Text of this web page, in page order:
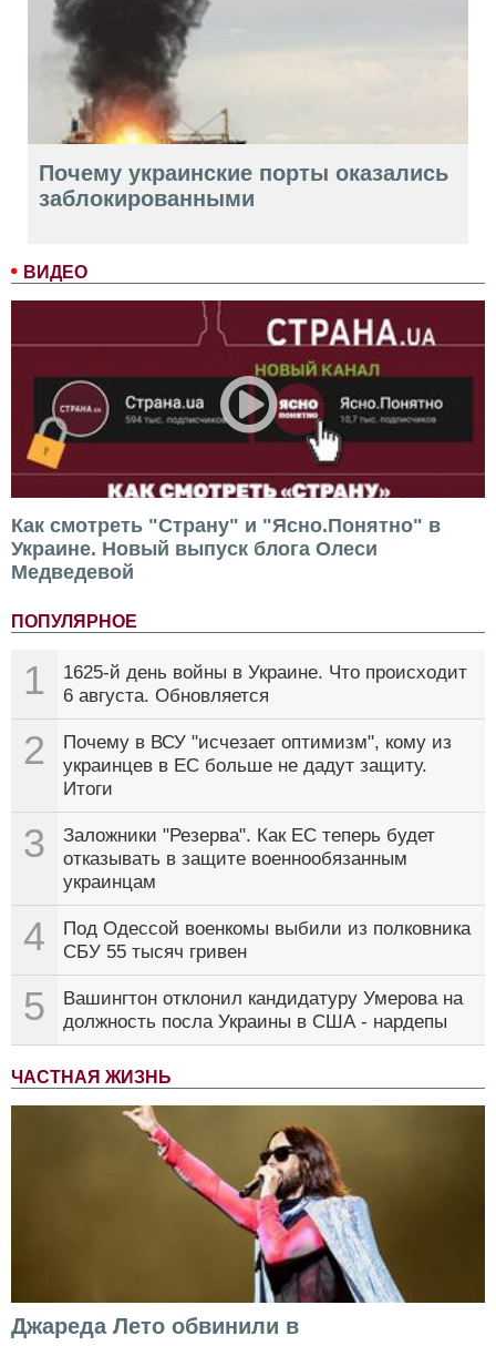
ВИДЕО
Как смотреть "Страну" и "Ясно.Понятно" в
Украине. Новый выпуск блога Олеси
Медведевой
ПОПУЛЯРНОЕ
1
1625-й день войны в Украине. Что происходит
6 августа. Обновляется
2
Почему в ВСУ "исчезает оптимизм", кому из
украинцев в ЕС больше не дадут защиту.
Итоги
3
Заложники "Резерва". Как ЕС теперь будет
отказывать в защите военнообязанным
украинцам
4
Под Одессой военкомы выбили из полковника
СБУ 55 тысяч гривен
5
Вашингтон отклонил кандидатуру Умерова на
должность посла Украины в США - нардепы
ЧАСТНАЯ ЖИЗНЬ
Джареда Лето обвинили в
Почему украинские порты оказались
заблокированными